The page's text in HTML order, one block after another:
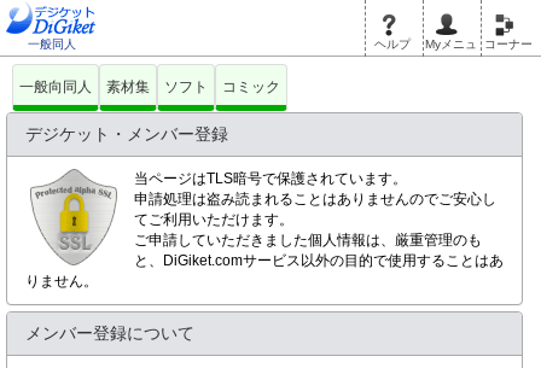
一般同人 ヘルプ Myメニュ コーナー
一般向同人 素材集 ソフト コミック
デジケット・メンバー登録
当ページはTLS暗号で保護されています。
申請処理は盗み読まれることはありませんのでご安心し
てご利用いただけます。
ご申請していただきました個人情報は、厳重管理のも
と、DiGiket.comサービス以外の目的で使用することはあ
りません。
メンバー登録について